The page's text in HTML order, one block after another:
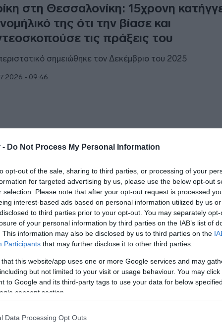
- Do Not Process My Personal Information
opt-out of the sale, sharing to third parties, or processing of your
for targeted advertising by us, please use the below opt-out
selection. Please note that after your opt-out request is processed
interest-based ads based on personal information utilized by us
to third parties prior to your opt-out. You may separately
of your personal information by third parties on the IAB’s list of
This information may also be disclosed by us to third parties on the
Participants that may further disclose it to other third parties.
that this website/app uses one or more Google services and may
but not limited to your visit or usage behaviour. You may
to Google and its third-party tags to use your data for below
consent section.
Data Processing Opt Outs
στη Θεσσαλονίκη: 15χρονη
της ότι την βίασε και
τις πράξεις του
σημειώθηκε τον Δεκέμβριο του 2025
- 09:46
– Είχε καταδικαστεί με
βιασμό ανήλικης
απειλήσει με χαρτοκόπτη το θύμα ενώ βιντεοσκόπησε
του πράξη
- 18:16
μαρτυρία του πατέρα του